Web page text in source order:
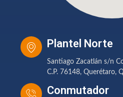
Plantel Norte
Santiago Zacatlán s/n
C.P. 76148, Querétaro,
Conmutador